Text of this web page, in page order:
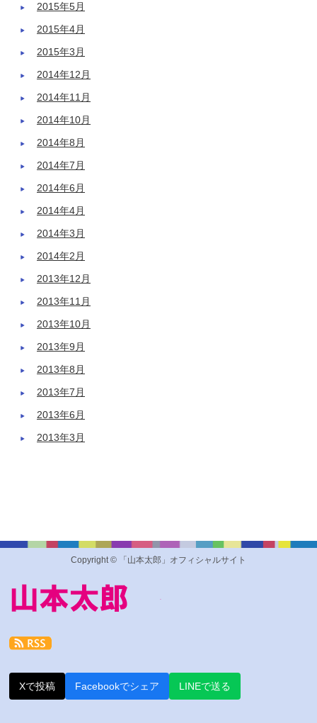
2015年5月
2015年4月
2015年3月
2014年12月
2014年11月
2014年10月
2014年8月
2014年7月
2014年6月
2014年4月
2014年3月
2014年2月
2013年12月
2013年11月
2013年10月
2013年9月
2013年8月
2013年7月
2013年6月
2013年3月
Copyright © 「山本太郎」オフィシャルサイト
Xで投稿 Facebookでシェア LINEで送る